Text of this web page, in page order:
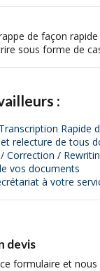
de façon
sous forme de
:
Rapide
relecture de tous
Correction /
vos documents
à votre
devis
formulaire et